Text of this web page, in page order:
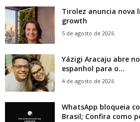
Tirolez anuncia nova
growth
5 de agosto de 2026
Yázigi Aracaju abre
espanhol para o...
4 de agosto de 2026
WhatsApp bloqueia
Brasil; Confira como